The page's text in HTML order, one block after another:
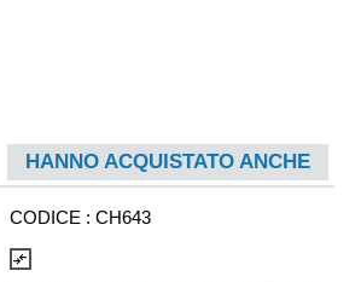
HANNO ACQUISTATO ANCHE
CODICE : CH643
compare_arrows